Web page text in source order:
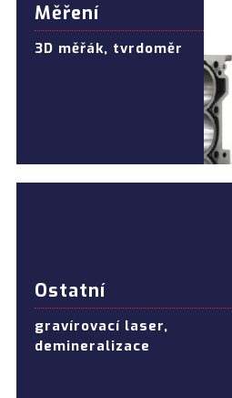
Měření
3D měřák, tvrdoměr
Ostatní
gravírovací laser,
demineralizace